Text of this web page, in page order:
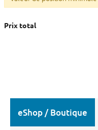
Prix total
eShop / Boutique